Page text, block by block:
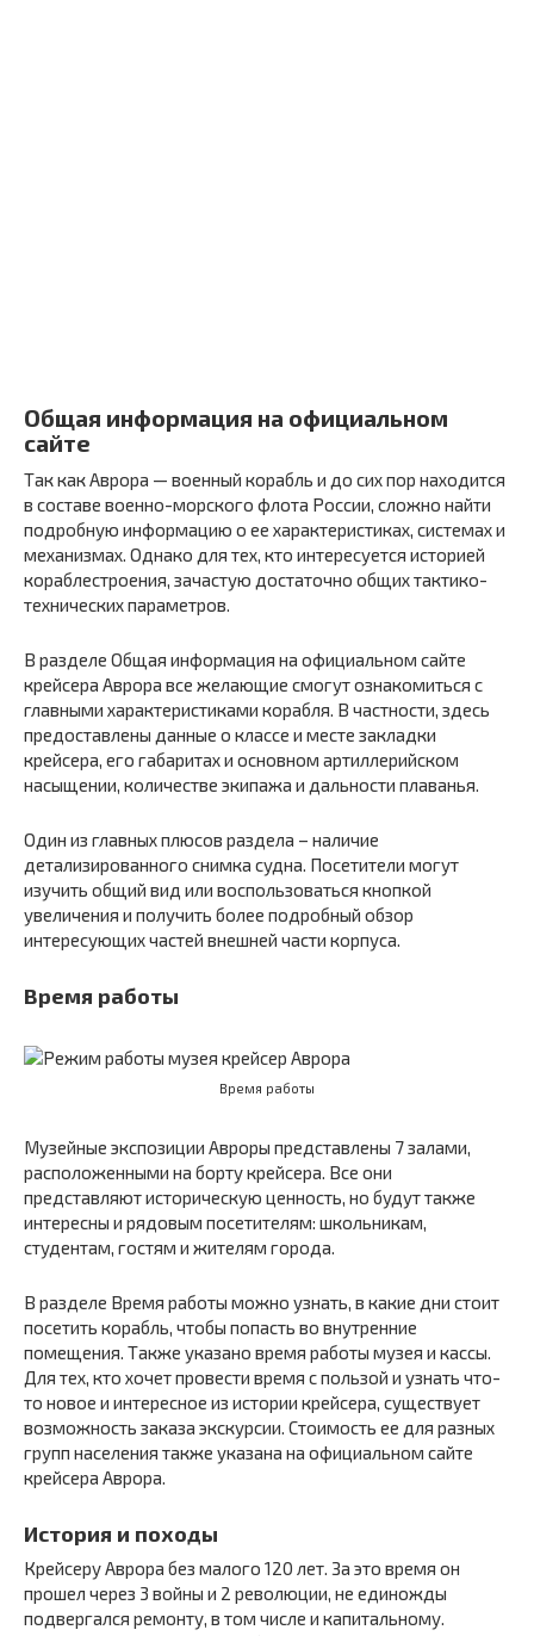
Общая информация на официальном
сайте
Так как Аврора — военный корабль и до сих пор находится
в составе военно-морского флота России, сложно найти
подробную информацию о ее характеристиках, системах и
механизмах. Однако для тех, кто интересуется историей
кораблестроения, зачастую достаточно общих тактико-
технических параметров.
В разделе Общая информация на официальном сайте
крейсера Аврора все желающие смогут ознакомиться с
главными характеристиками корабля. В частности, здесь
предоставлены данные о классе и месте закладки
крейсера, его габаритах и основном артиллерийском
насыщении, количестве экипажа и дальности плаванья.
Один из главных плюсов раздела – наличие
детализированного снимка судна. Посетители могут
изучить общий вид или воспользоваться кнопкой
увеличения и получить более подробный обзор
интересующих частей внешней части корпуса.
Время работы
Время работы
Музейные экспозиции Авроры представлены 7 залами,
расположенными на борту крейсера. Все они
представляют историческую ценность, но будут также
интересны и рядовым посетителям: школьникам,
студентам, гостям и жителям города.
В разделе Время работы можно узнать, в какие дни стоит
посетить корабль, чтобы попасть во внутренние
помещения. Также указано время работы музея и кассы.
Для тех, кто хочет провести время с пользой и узнать что-
то новое и интересное из истории крейсера, существует
возможность заказа экскурсии. Стоимость ее для разных
групп населения также указана на официальном сайте
крейсера Аврора.
История и походы
Крейсеру Аврора без малого 120 лет. За это время он
прошел через 3 войны и 2 революции, не единожды
подвергался ремонту, в том числе и капитальному.